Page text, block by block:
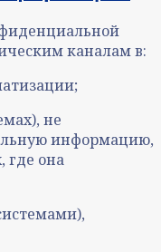
каналам в:
не
информацию,
где она